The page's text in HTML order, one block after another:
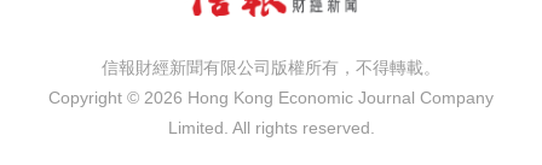
信報財經新聞有限公司版權所有，不得轉載。
Copyright © 2026 Hong Kong Economic Journal Company
Limited. All rights reserved.